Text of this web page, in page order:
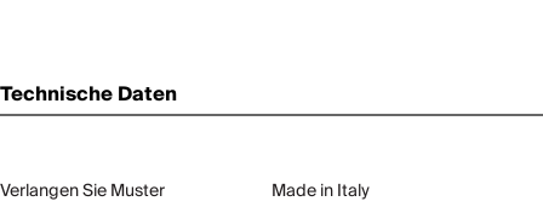
Technische Daten
Verlangen Sie Muster Made in Italy